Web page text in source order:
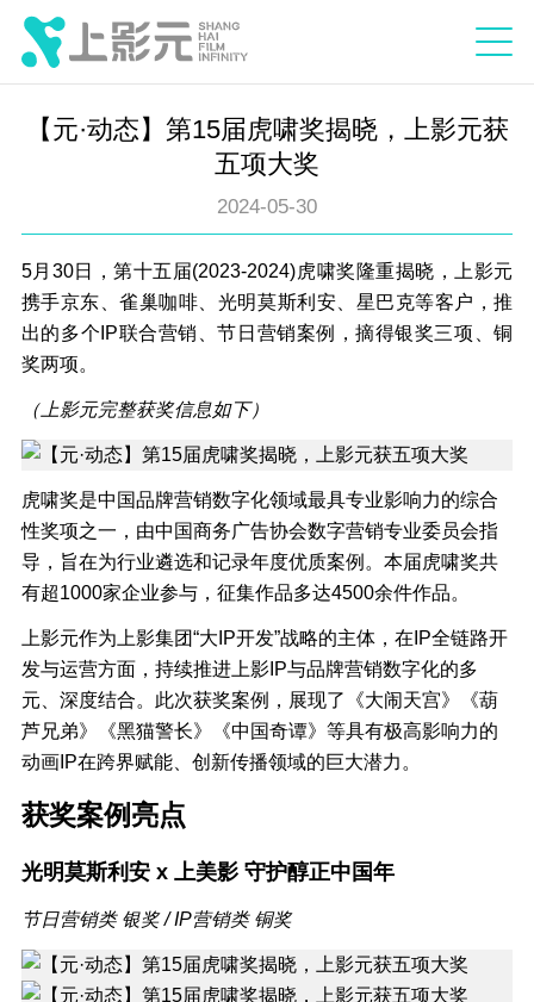
【元·动态】第15届虎啸奖揭晓，上影元获
五项大奖
2024-05-30
5月30日，第十五届(2023-2024)虎啸奖隆重揭晓，上影元
携手京东、雀巢咖啡、光明莫斯利安、星巴克等客户，推
出的多个IP联合营销、节日营销案例，摘得银奖三项、铜
奖两项。
（上影元完整获奖信息如下）
虎啸奖是中国品牌营销数字化领域最具专业影响力的综合
性奖项之一，由中国商务广告协会数字营销专业委员会指
导，旨在为行业遴选和记录年度优质案例。本届虎啸奖共
有超1000家企业参与，征集作品多达4500余件作品。
上影元作为上影集团“大IP开发”战略的主体，在IP全链路开
发与运营方面，持续推进上影IP与品牌营销数字化的多
元、深度结合。此次获奖案例，展现了《大闹天宫》《葫
芦兄弟》《黑猫警长》《中国奇谭》等具有极高影响力的
动画IP在跨界赋能、创新传播领域的巨大潜力。
获奖案例亮点
光明莫斯利安 x 上美影 守护醇正中国年
节日营销类 银奖 / IP营销类 铜奖